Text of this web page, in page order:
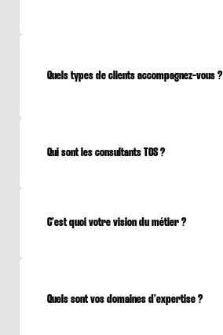
Quels types de clients accompagnez-vous ?
Qui sont les consultants TOS ?
C’est quoi votre vision du métier ?
Quels sont vos domaines d’expertise ?